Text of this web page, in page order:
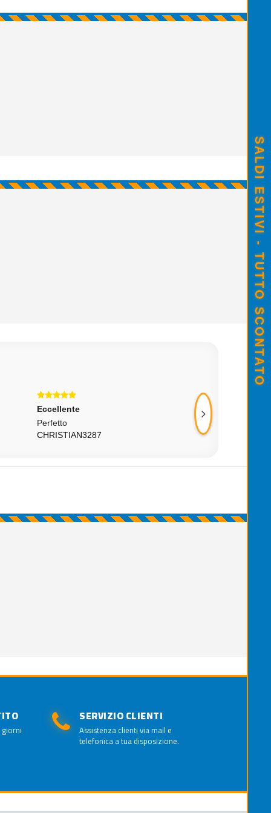
Eccellente
Perfetto
CHRISTIAN3287
Eccellente
Venditore
SERVIZIO CLIENTI
Assistenza clienti via mail e
telefonica a tua disposizione.
SALDI ESTIVI - TUTTO SCONTATO